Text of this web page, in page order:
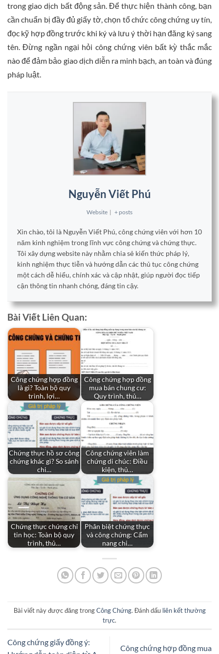
trong giao dịch bất động sản. Để thực hiện thành công, bạn
cần chuẩn bị đầy đủ giấy tờ, chọn tổ chức công chứng uy tín,
đọc kỹ hợp đồng trước khi ký và lưu ý thời hạn đăng ký sang
tên. Đừng ngần ngại hỏi công chứng viên bất kỳ thắc mắc
nào để đảm bảo giao dịch diễn ra minh bạch, an toàn và đúng
pháp luật.
Nguyễn Viết Phú
Website | + posts
Xin chào, tôi là Nguyễn Viết Phú, công chứng viên với hơn 10
năm kinh nghiệm trong lĩnh vực công chứng và chứng thực.
Tôi xây dựng website này nhằm chia sẻ kiến thức pháp lý,
kinh nghiệm thực tiễn và hướng dẫn các thủ tục công chứng
một cách dễ hiểu, chính xác và cập nhật, giúp người đọc tiếp
cận thông tin nhanh chóng, đáng tin cậy.
Bài Viết Liên Quan:
Công chứng hợp đồng
là gì? Toàn bộ quy
trình, lợi…
Công chứng hợp đồng
mua bán chung cư:
Quy trình, thủ…
Chứng thực hồ sơ công
chứng khác gì? So sánh
chi…
Công chứng viên làm
chứng di chúc: Điều
kiện, thủ…
Chứng thực chứng chỉ
tin học: Toàn bộ quy
trình, thủ…
Phân biệt chứng thực
và công chứng: Cẩm
nang chi…
Bài viết này được đăng trongCông Chứng. Đánh dấu liên kết thường
trực.
Công chứng giấy đồng ý:
Công chứng hợp đồng mua